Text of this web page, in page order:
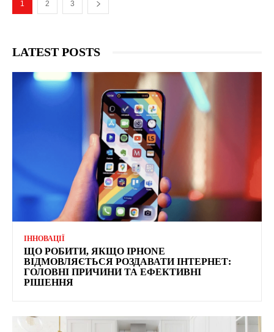
1 2 3
LATEST POSTS
ІННОВАЦІЇ
ЩО РОБИТИ, ЯКЩО IPHONE
ВІДМОВЛЯЄТЬСЯ РОЗДАВАТИ ІНТЕРНЕТ:
ГОЛОВНІ ПРИЧИНИ ТА ЕФЕКТИВНІ
РІШЕННЯ